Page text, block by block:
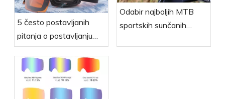
5 često postavljanih
pitanja o postavljanju
skijaških naočala
Odabir najboljih MTB
sportskih sunčanih